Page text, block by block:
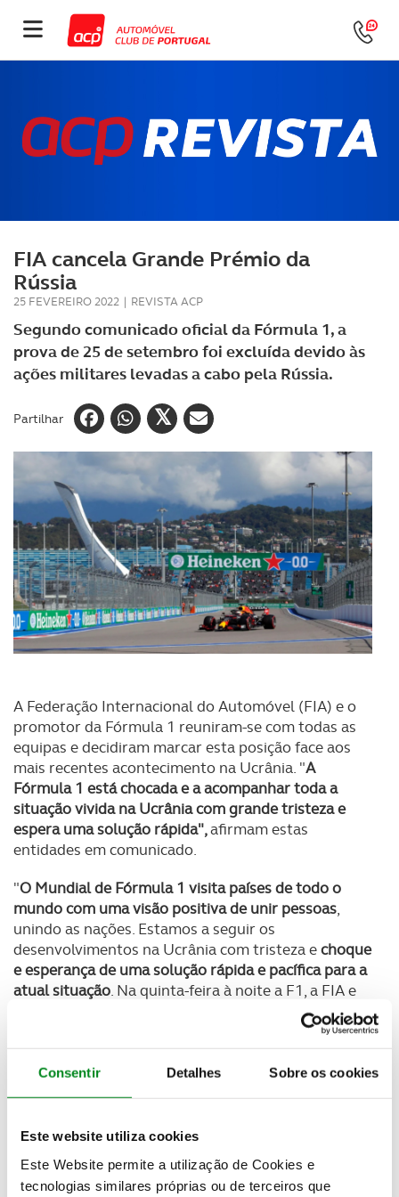
Consentir Detalhes Sobre os cookies
Este website utiliza cookies
Este Website permite a utilização de Cookies e
tecnologias similares próprias ou de terceiros que
FIA cancela Grande Prémio da
Rússia
25 FEVEREIRO 2022 | REVISTA ACP
Segundo comunicado oficial da Fórmula 1, a
prova de 25 de setembro foi excluída devido às
ações militares levadas a cabo pela Rússia.
Partilhar
A Federação Internacional do Automóvel (FIA) e o
promotor da Fórmula 1 reuniram-se com todas as
equipas e decidiram marcar esta posição face aos
mais recentes acontecimento na Ucrânia. "A
Fórmula 1 está chocada e a acompanhar toda a
situação vivida na Ucrânia com grande tristeza e
espera uma solução rápida",afirmam estas
entidades em comunicado.
"O Mundial de Fórmula 1 visita países de todo o
mundo com uma visão positiva de unir pessoas,
unindo as nações. Estamos a seguir os
desenvolvimentos na Ucrânia com tristeza echoque
e esperança de uma solução rápida e pacífica para a
atual situação. Na quinta-feira à noite a F1, a FIA e
as equipas discutiram a posição do nosso desporto
conclusão é, incluindo a visão de todas as partes
interessadas, que é impossível realizar o GP da
Rússia nas atuais circunstâncias"
A statement on the Russian Grand Prix
pic.twitter.com/OZbbu9Z8ip